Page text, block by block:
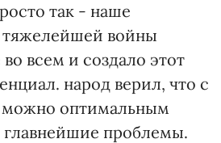
так - наше
тяжелейшей войны
всем и создало этот
народ верил, что с
оптимальным
проблемы.